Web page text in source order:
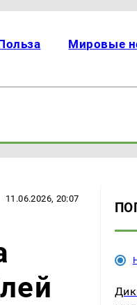
Мировые
11.06.2026, 20:07